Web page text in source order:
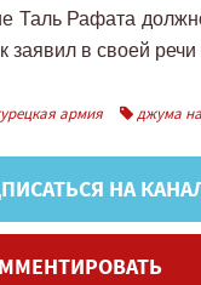
Таль Рафата
заявил в своей
армия джума
НА